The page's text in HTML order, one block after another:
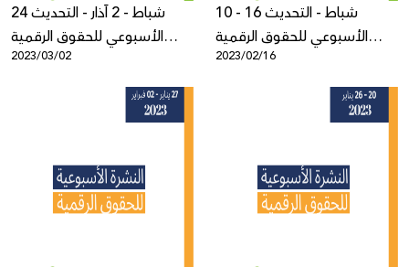
24 شباط - 2 آذار - التحديث
الأسبوعي للحقوق الرقمية
الفلسطينية
2023/03/02
10 - 16 شباط - التحديث
الأسبوعي للحقوق الرقمية
الفلسطينية
2023/02/16